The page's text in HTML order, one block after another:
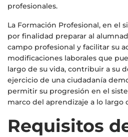
profesionales.
La Formación Profesional, en el
por finalidad preparar al
campo profesional y facilitar su
modificaciones laborales que
largo de su vida, contribuir a su
ejercicio de una ciudadanía
permitir su progresión en el
marco del aprendizaje a lo largo
Requisitos